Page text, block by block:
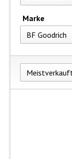
Marke